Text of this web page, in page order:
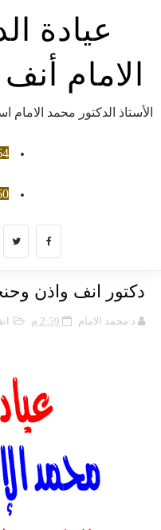
عيادة
الامام
الأستاذ الدكتور محمد
دكتور انف واذن
د محمد الامام 2:59 م